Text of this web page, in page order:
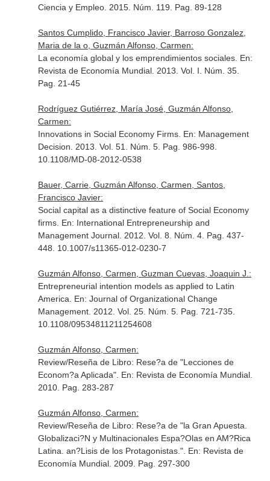
Ciencia y Empleo. 2015. Núm. 119. Pag. 89-128
Santos Cumplido, Francisco Javier, Barroso Gonzalez,
Maria de la o, Guzmán Alfonso, Carmen:
La economía global y los emprendimientos sociales. En:
Revista de Economía Mundial. 2013. Vol. I. Núm. 35.
Pag. 21-45
Rodríguez Gutiérrez, María José, Guzmán Alfonso,
Carmen:
Innovations in Social Economy Firms. En: Management
Decision . 2013. Vol. 51. Núm. 5. Pag. 986-998.
10.1108/MD-08-2012-0538
Bauer, Carrie, Guzmán Alfonso, Carmen, Santos,
Francisco Javier:
Social capital as a distinctive feature of Social Economy
firms. En: International Entrepreneurship and
Management Journal. 2012. Vol. 8. Núm. 4. Pag. 437-
448. 10.1007/s11365-012-0230-7
Guzmán Alfonso, Carmen, Guzman Cuevas, Joaquin J.:
Entrepreneurial intention models as applied to Latin
America. En: Journal of Organizational Change
Management. 2012. Vol. 25. Núm. 5. Pag. 721-735.
10.1108/09534811211254608
Guzmán Alfonso, Carmen:
Review/Reseña de Libro: Rese?a de "Lecciones de
Econom?a Aplicada". En: Revista de Economía Mundial.
2010. Pag. 283-287
Guzmán Alfonso, Carmen:
Review/Reseña de Libro: Rese?a de "la Gran Apuesta.
Globalizaci?N y Multinacionales Espa?Olas en AM?Rica
Latina. an?Lisis de los Protagonistas.". En: Revista de
Economía Mundial. 2009. Pag. 297-300